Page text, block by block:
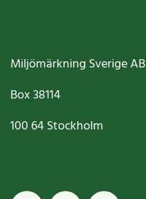
Miljömärkning Sverige AB
Box38114
100 64Stockholm